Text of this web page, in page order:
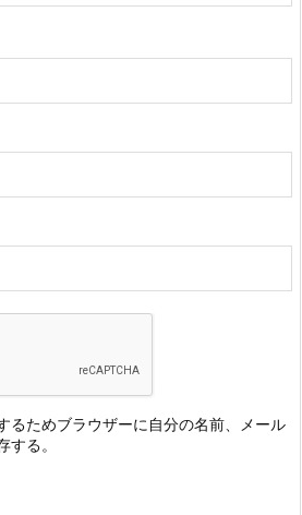
るためブラウザーに自分の名前、メール
する。